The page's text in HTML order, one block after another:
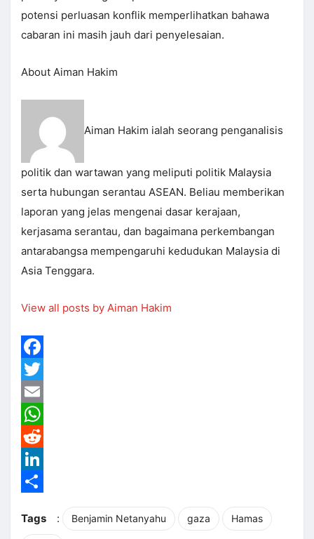
potensi perluasan konflik memperlihatkan bahawa
cabaran ini masih jauh dari penyelesaian.
About Aiman Hakim
Aiman Hakim ialah seorang penganalisis
politik dan wartawan yang meliputi politik Malaysia
serta hubungan serantau ASEAN. Beliau memberikan
laporan yang jelas mengenai dasar kerajaan,
kerjasama serantau, dan bagaimana perkembangan
antarabangsa mempengaruhi kedudukan Malaysia di
Asia Tenggara.
View all posts by Aiman Hakim
Facebook
Twitter
Email
WhatsApp
Reddit
LinkedIn
Tags
: Benjamin Netanyahu gaza Hamas